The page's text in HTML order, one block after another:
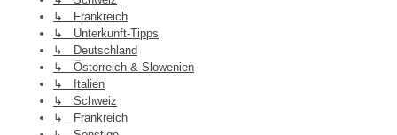
↳ Frankreich
↳ Unterkunft-Tipps
↳ Deutschland
↳ Österreich & Slowenien
↳ Italien
↳ Schweiz
↳ Frankreich